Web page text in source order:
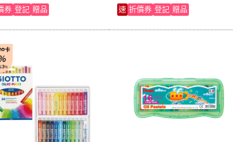
券 登記 贈品 速 折價券 登記 贈品